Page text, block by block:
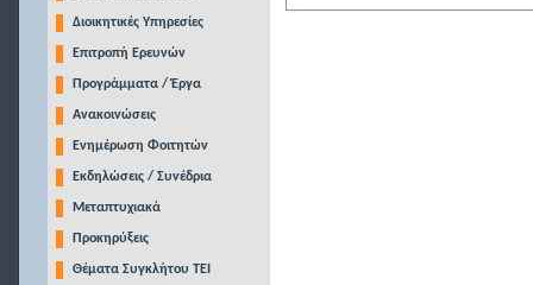
Διοικητικές Υπηρεσίες
Επιτροπή Ερευνών
Προγράμματα / Έργα
Ανακοινώσεις
Ενημέρωση Φοιτητών
Εκδηλώσεις / Συνέδρια
Μεταπτυχιακά
Προκηρύξεις
Θέματα Συγκλήτου ΤΕΙ